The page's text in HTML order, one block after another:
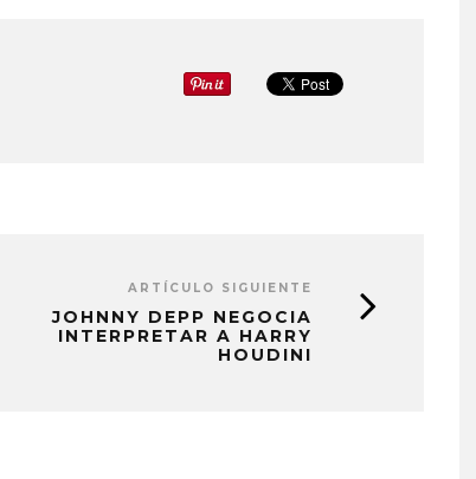
ARTÍCULO SIGUIENTE
JOHNNY DEPP NEGOCIA
INTERPRETAR A HARRY
HOUDINI